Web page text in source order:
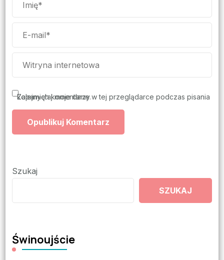
Zapamiętaj moje dane w tej przeglądarce podczas pisania kolejnych komentarzy.
Szukaj
SZUKAJ
Świnoujście